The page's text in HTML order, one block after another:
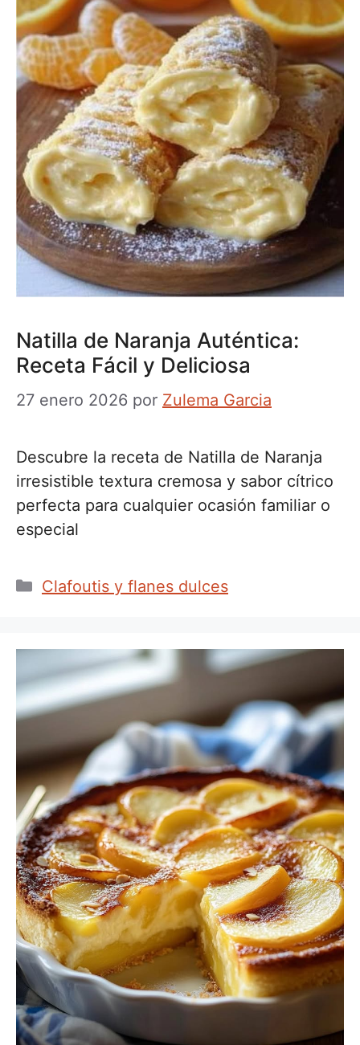
Natilla de Naranja Auténtica:
Receta Fácil y Deliciosa
27 enero 2026 por Zulema Garcia
Descubre la receta de Natilla de Naranja
irresistible textura cremosa y sabor cítrico
perfecta para cualquier ocasión familiar o
especial
Categorías
Clafoutis y flanes dulces